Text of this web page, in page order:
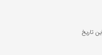
تاریخ